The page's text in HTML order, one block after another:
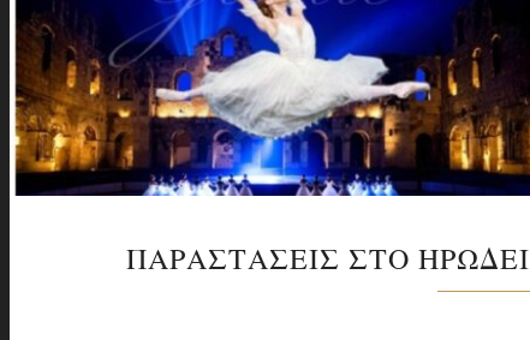
ΠΑΡΑΣΤΑΣΕΙΣ ΣΤΟ